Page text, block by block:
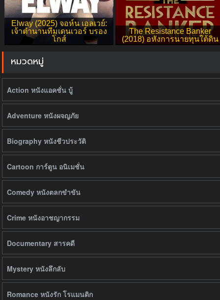
Elway (2025) จอห์น เอลเวย์:
เจ้าตำนานทีมเดนเวอร์ บรอง
โกส์
The Resistance Banker
(2018) อหังการนายทุนใต้ดิน
หมวดหมู่
Action หนังแอคชั่น บู้
Adventure หนังผจญภัย
Biography หนังชีวประวัติ
Cartoon การ์ตูน อนิเมชั่น
Comedy หนังตลกขำขัน
Crime หนังอาชญากรรม
Documentary สารคดี
Mystery หนังลึกลับ
Romance หนังรัก โรแมนติก